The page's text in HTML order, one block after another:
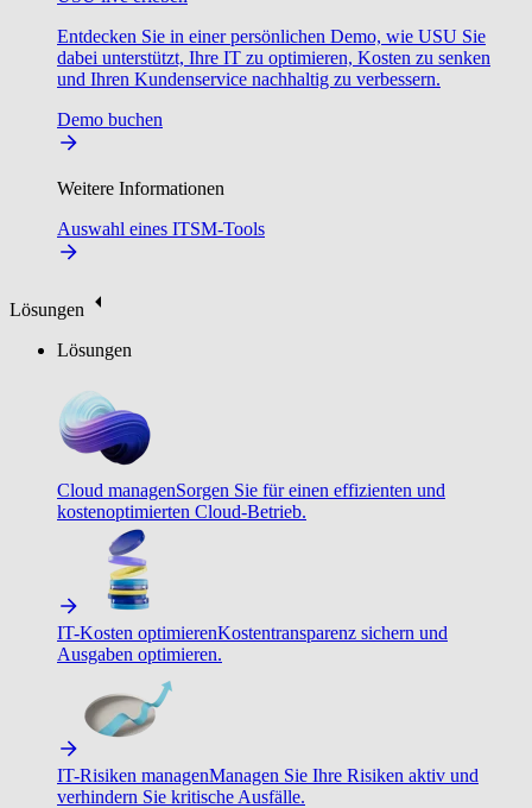
Entdecken Sie in einer persönlichen Demo, wie USU Sie
dabei unterstützt, Ihre IT zu optimieren, Kosten zu senken
und Ihren Kundenservice nachhaltig zu verbessern.
Demo buchen
Weitere Informationen
Auswahl eines ITSM-Tools
Lösungen
Lösungen
Cloud managenSorgen Sie für einen effizienten und
kostenoptimierten Cloud-Betrieb.
IT-Kosten optimierenKostentransparenz sichern und
Ausgaben optimieren.
IT-Risiken managenManagen Sie Ihre Risiken aktiv und
verhindern Sie kritische Ausfälle.